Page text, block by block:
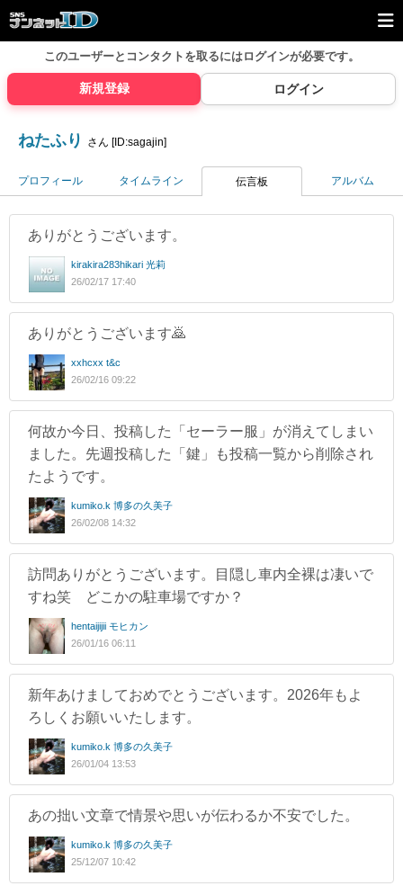
このユーザーとコンタクトを取るにはログインが必要です。
新規登録 ログイン
ねたふり さん [ID:sagajin]
プロフィール タイムライン 伝言板 アルバム
ありがとうございます。
kirakira283hikari 光莉
26/02/17 17:40
ありがとうございます🙇
xxhcxx t&c
26/02/16 09:22
何故か今日、投稿した「セーラー服」が消えてしまい
ました。先週投稿した「鍵」も投稿一覧から削除され
たようです。
kumiko.k 博多の久美子
26/02/08 14:32
訪問ありがとうございます。目隠し車内全裸は凄いで
すね笑 どこかの駐車場ですか？
hentaijijii モヒカン
26/01/16 06:11
新年あけましておめでとうございます。2026年もよ
ろしくお願いいたします。
kumiko.k 博多の久美子
26/01/04 13:53
あの拙い文章で情景や思いが伝わるか不安でした。
kumiko.k 博多の久美子
25/12/07 10:42